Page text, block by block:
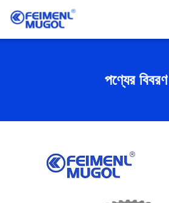
পণ্যের বিবরণ